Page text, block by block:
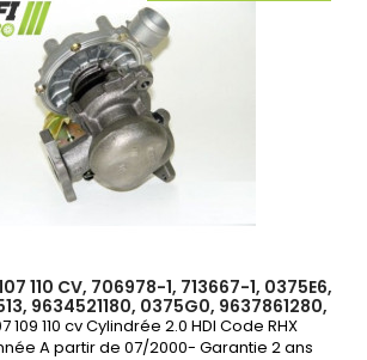
110 CV, 706978-1, 713667-1, 0375E6,
9634521180, 0375G0, 9637861280,
9644384,
109 110 cv Cylindrée 2.0 HDI Code RHX
A partir de 07/2000- Garantie 2 ans